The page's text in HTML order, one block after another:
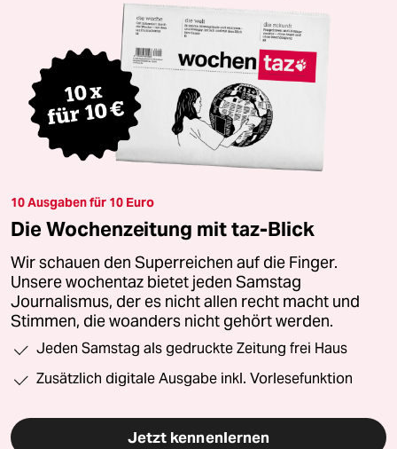
10 Ausgaben für 10 Euro
Die Wochenzeitung mit taz-Blick
Wir schauen den Superreichen auf die Finger.
Unsere wochentaz bietet jeden Samstag
Journalismus, der es nicht allen recht macht und
Stimmen, die woanders nicht gehört werden.
Jeden Samstag als gedruckte Zeitung frei Haus
Zusätzlich digitale Ausgabe inkl. Vorlesefunktion
Jetzt kennenlernen